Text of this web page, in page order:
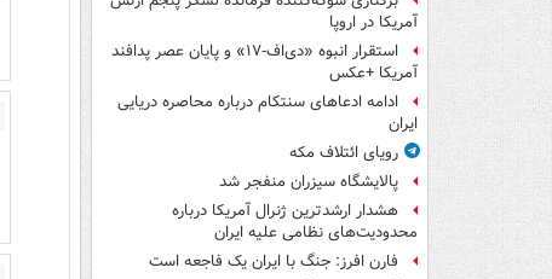
آمریکا در اروپا
استقرار انبوه «دی‌اف‑۱۷» و پایان عصر پدافند
آمریکا +عکس
ادامه ادعاهای سنتکام درباره محاصره دریایی
ایران
رویای ائتلاف مکه
پالایشگاه سیزران منفجر شد
هشدار ارشدترین ژنرال آمریکا درباره
محدودیت‌های نظامی علیه ایران
فارن افرز: جنگ با ایران یک فاجعه است